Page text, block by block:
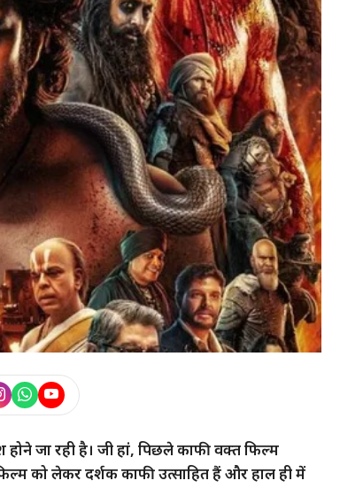
जा रही है। जी हां, पिछले काफी वक्त फिल्म
को लेकर दर्शक काफी उत्साहित हैं और हाल ही में